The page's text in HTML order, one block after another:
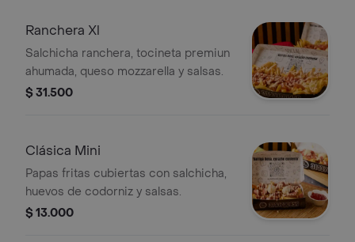
Ranchera Xl
Salchicha ranchera, tocineta premiun
ahumada, queso mozzarella y salsas.
$ 31.500
Clásica Mini
Papas fritas cubiertas con salchicha,
huevos de codorniz y salsas.
$ 13.000